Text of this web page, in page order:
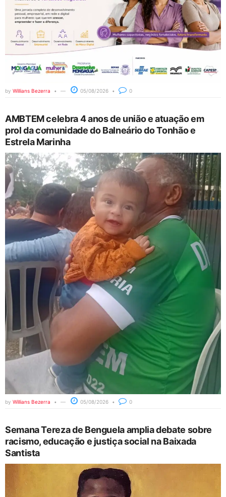
by Willians Bezerra 05/08/2026 0
AMBTEM celebra 4 anos de união e atuação em
prol da comunidade do Balneário do Tonhão e
Estrela Marinha
by Willians Bezerra 05/08/2026 0
Semana Tereza de Benguela amplia debate sobre
racismo, educação e justiça social na Baixada
Santista